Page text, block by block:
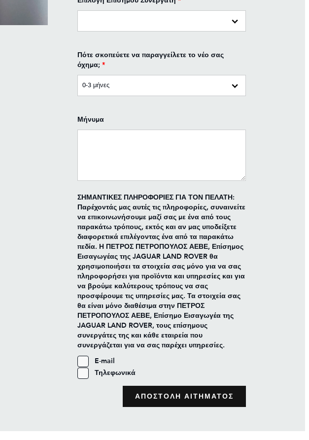
Πότε σκοπεύετε να παραγγείλετε το νέο σας
όχημα; *
Μήνυμα
ΣΗΜΑΝΤΙΚΕΣ ΠΛΗΡΟΦΟΡΙΕΣ ΓΙΑ ΤΟΝ ΠΕΛΑΤΗ:
Παρέχοντάς μας αυτές τις πληροφορίες, συναινείτε
να επικοινωνήσουμε μαζί σας με ένα από τους
παρακάτω τρόπους, εκτός και αν μας υποδείξετε
διαφορετικά επιλέγοντας ένα από τα παρακάτω
πεδία. Η ΠΕΤΡΟΣ ΠΕΤΡΟΠΟΥΛΟΣ ΑΕΒΕ, Επίσημος
Εισαγωγέας της JAGUAR LAND ROVER θα
χρησιμοποιήσει τα στοιχεία σας μόνο για να σας
πληροφορήσει για προϊόντα και υπηρεσίες και για
να βρούμε καλύτερους τρόπους να σας
προσφέρουμε τις υπηρεσίες μας. Τα στοιχεία σας
θα είναι μόνο διαθέσιμα στην ΠΕΤΡΟΣ
ΠΕΤΡΟΠΟΥΛΟΣ ΑΕΒΕ, Επίσημο Εισαγωγέα της
JAGUAR LAND ROVER, τους επίσημους
συνεργάτες της και κάθε εταιρεία που
συνεργάζεται για να σας παρέχει υπηρεσίες.
E-mail
Τηλεφωνικά